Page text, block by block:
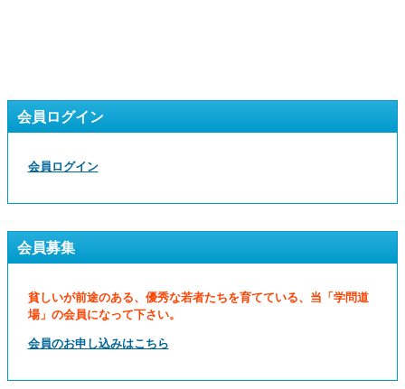
会員ログイン
会員ログイン
会員募集
貧しいが前途のある、優秀な若者たちを育てている、当「学問道
場」の会員になって下さい。
会員のお申し込みはこちら